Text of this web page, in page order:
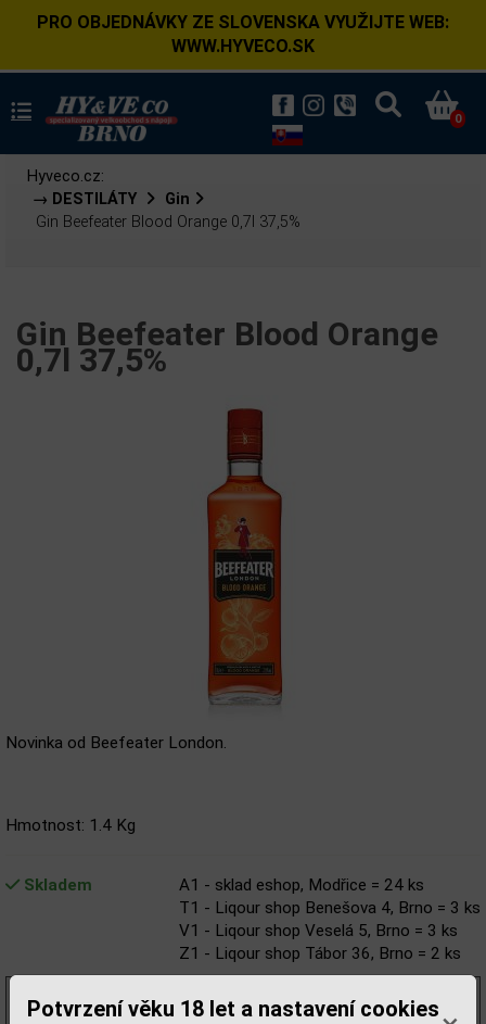
Potvrzení věku 18 let a nastavení cookies
PRO OBJEDNÁVKY ZE SLOVENSKA VYUŽIJTE WEB:
WWW.HYVECO.SK
0
Hyveco.cz:
→ DESTILÁTY
Gin
Gin Beefeater Blood Orange 0,7l 37,5%
Gin Beefeater Blood Orange
0,7l 37,5%
Novinka od Beefeater London.
Hmotnost: 1.4 Kg
Skladem
A1 - sklad eshop, Modřice = 24 ks
T1 - Liqour shop Benešova 4, Brno = 3 ks
V1 - Liqour shop Veselá 5, Brno = 3 ks
Z1 - Liqour shop Tábor 36, Brno = 2 ks
349,68 Kč bez DPH